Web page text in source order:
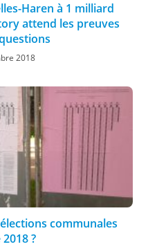
Haren à 1 milliard
attend les preuves
2018
communales
?